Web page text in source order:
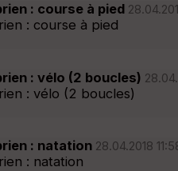
: course à pied
: course à pied
: vélo (2 boucles)
: vélo (2 boucles)
: natation 28.04.2018
: natation